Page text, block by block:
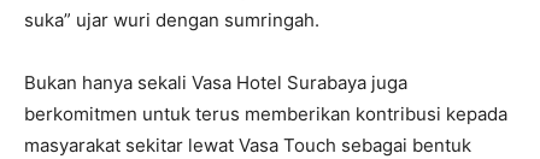
suka” ujar wuri dengan sumringah.
Bukan hanya sekali Vasa Hotel Surabaya juga
berkomitmen untuk terus memberikan kontribusi kepada
masyarakat sekitar lewat Vasa Touch sebagai bentuk